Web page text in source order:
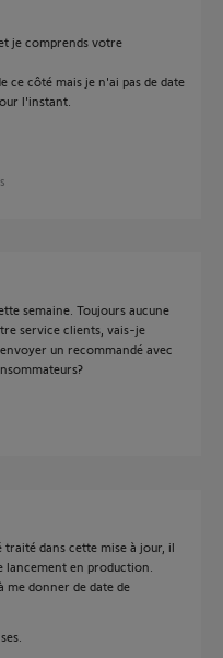
je comprends votre
ce côté mais je n'ai pas de date
l'instant.
semaine. Toujours aucune
service clients, vais-je
un recommandé avec
traité dans cette mise à jour, il
en production.
me donner de date de